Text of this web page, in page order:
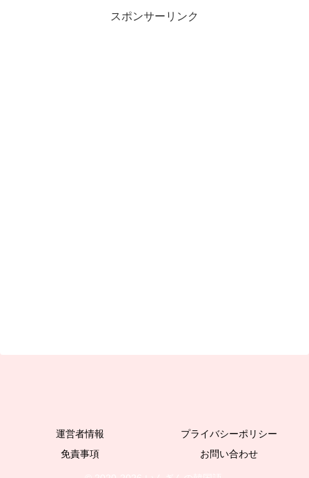
スポンサーリンク
運営者情報
プライバシーポリシー
免責事項
お問い合わせ